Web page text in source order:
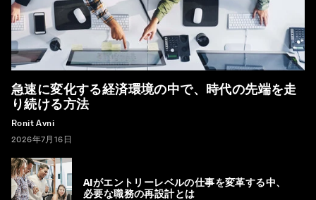
急速に変化する経済環境の中で、時代の先端を走
り続ける方法
Ronit Avni
2026年7月16日
AIがエントリーレベルの仕事を変革する中、
必要な職務の再設計とは